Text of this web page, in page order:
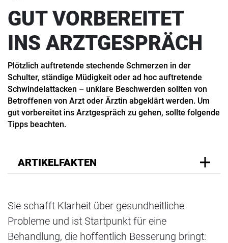
GUT VORBEREITET
INS ARZTGESPRÄCH
Plötzlich auftretende stechende Schmerzen in der
Schulter, ständige Müdigkeit oder ad hoc auftretende
Schwindelattacken – unklare Beschwerden sollten von
Betroffenen von Arzt oder Ärztin abgeklärt werden. Um
gut vorbereitet ins Arztgespräch zu gehen, sollte folgende
Tipps beachten.
ARTIKELFAKTEN
Sie schafft Klarheit über gesundheitliche
Probleme und ist Startpunkt für eine
Behandlung, die hoffentlich Besserung bringt: